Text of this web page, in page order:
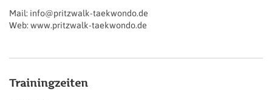
Mail: info@pritzwalk-taekwondo.de
Web: www.pritzwalk-taekwondo.de
Trainingzeiten